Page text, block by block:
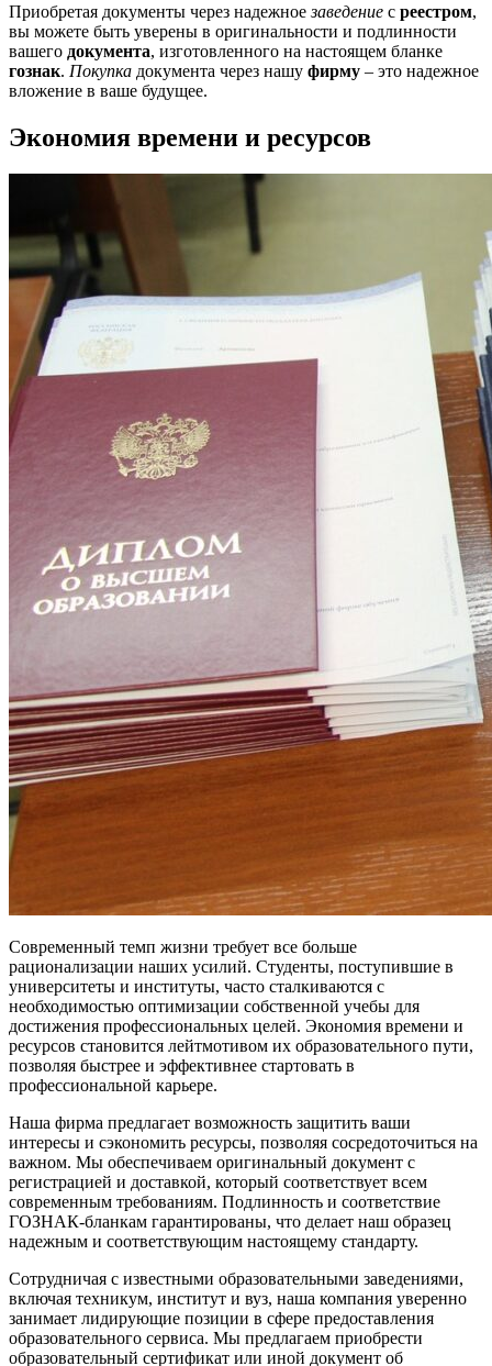
Приобретая документы через надежноезаведение с реестром,
вы можете быть уверены в оригинальности и подлинности
вашего документа, изготовленного на настоящем бланке
гознак. Покупка документа через нашу фирму – это надежное
вложение в ваше будущее.
Экономия времени и ресурсов
Современный темп жизни требует все больше
рационализации наших усилий. Студенты, поступившие в
университеты и институты, часто сталкиваются с
необходимостью оптимизации собственной учебы для
достижения профессиональных целей. Экономия времени и
ресурсов становится лейтмотивом их образовательного пути,
позволяя быстрее и эффективнее стартовать в
профессиональной карьере.
Наша фирма предлагает возможность защитить ваши
интересы и сэкономить ресурсы, позволяя сосредоточиться на
важном. Мы обеспечиваем оригинальный документ с
регистрацией и доставкой, который соответствует всем
современным требованиям. Подлинность и соответствие
ГОЗНАК-бланкам гарантированы, что делает наш образец
надежным и соответствующим настоящему стандарту.
Сотрудничая с известными образовательными заведениями,
включая техникум, институт и вуз, наша компания уверенно
занимает лидирующие позиции в сфере предоставления
образовательного сервиса. Мы предлагаем приобрести
образовательный сертификат или иной документ об